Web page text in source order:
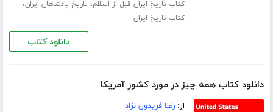
کتاب تاریخ ایران قبل از اسلام، تاریخ پادشاهان ایران،
کتاب تاریخ ایران
دانلود کتاب
دانلود کتاب همه چیز در مورد کشور آمریکا
از:رضا فریدون نژاد